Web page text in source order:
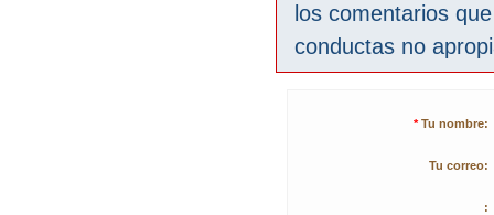
los comentarios
conductas no
* Tu nombre:
Tu correo:
: